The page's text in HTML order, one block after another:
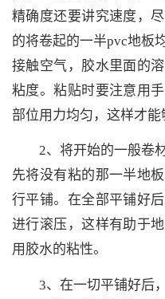
精确度还要讲究速度，
的将卷起的一半pvc地板
接触空气，胶水里面的
粘度。粘贴时要注意用
部位用力均匀，这样才能
2、将开始的一般卷
先将没有粘的那一半地
行平铺。在全部平铺好
进行滚压，这样有助于
用胶水的粘性。
3、在一切平铺好后